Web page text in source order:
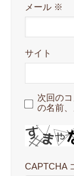
メール ※
サイト
次回の
の名前
CAPTCHA